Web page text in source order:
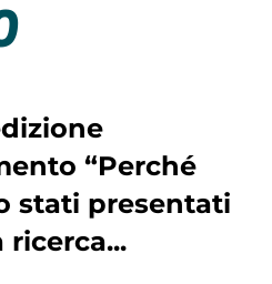
“Perché
stati presentati